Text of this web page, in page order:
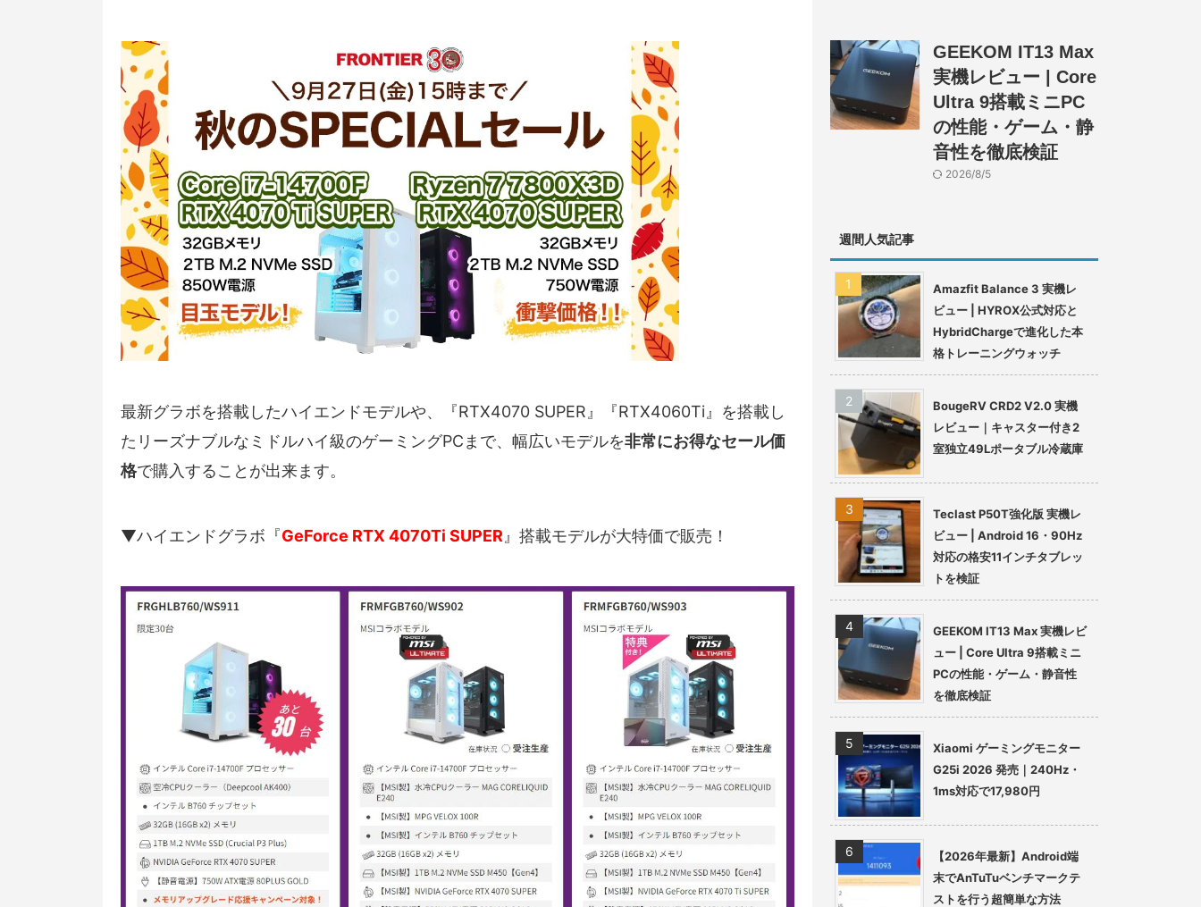
最新グラボを搭載したハイエンドモデルや、『RTX4070 SUPER』『RTX4060Ti』を搭載し
たリーズナブルなミドルハイ級のゲーミングPCまで、幅広いモデルを非常にお得なセール価
格で購入することが出来ます。
▼ハイエンドグラボ『GeForce RTX 4070Ti SUPER 』搭載モデルが大特価で販売！
GEEKOM IT13 Max
実機レビュー | Core
Ultra 9搭載ミニPC
の性能・ゲーム・静
音性を徹底検証
2026/8/5
週間人気記事
Amazfit Balance 3 実機レ
ビュー | HYROX公式対応と
HybridChargeで進化した本
格トレーニングウォッチ
BougeRV CRD2 V2.0 実機
レビュー｜キャスター付き2
室独立49Lポータブル冷蔵庫
Teclast P50T強化版 実機レ
ビュー | Android 16・90Hz
対応の格安11インチタブレッ
トを検証
GEEKOM IT13 Max 実機レビ
ュー | Core Ultra 9搭載ミニ
PCの性能・ゲーム・静音性
を徹底検証
Xiaomi ゲーミングモニター
G25i 2026 発売｜240Hz・
1ms対応で17,980円
【2026年最新】Android端
末でAnTuTuベンチマークテ
ストを行う超簡単な方法